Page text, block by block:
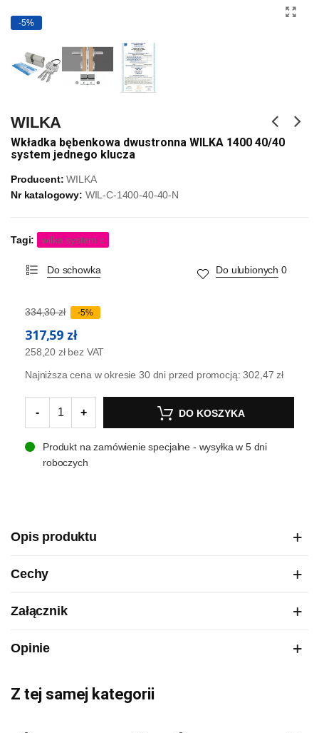
-5%
WILKA
Wkładka bębenkowa dwustronna WILKA 1400 40/40
system jednego klucza
Producent: WILKA
Nr katalogowy: WIL-C-1400-40-40-N
Tagi: wilka system c
Do schowka Do ulubionych 0
334,30 zł -5%
317,59 zł
258,20 zł bez VAT
Najniższa cena w okresie 30 dni przed promocją:302,47 zł
- + DO KOSZYKA
Produkt na zamówienie specjalne - wysyłka w 5 dni
roboczych
Opis produktu
Cechy
Załącznik
Opinie
Z tej samej kategorii